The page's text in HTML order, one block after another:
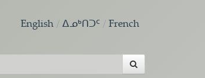
English ᐃᓄᒃᑎᑐᑦ French